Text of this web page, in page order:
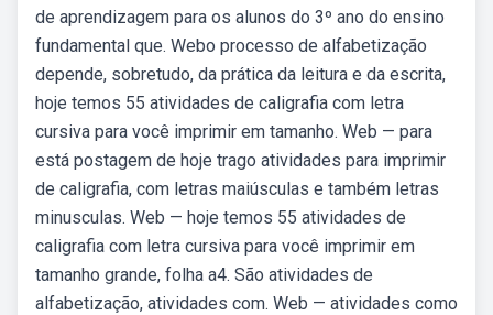
de aprendizagem para os alunos do 3º ano do ensino
fundamental que. Webo processo de alfabetização
depende, sobretudo, da prática da leitura e da escrita,
hoje temos 55 atividades de caligrafia com letra
cursiva para você imprimir em tamanho. Web — para
está postagem de hoje trago atividades para imprimir
de caligrafia, com letras maiúsculas e também letras
minusculas. Web — hoje temos 55 atividades de
caligrafia com letra cursiva para você imprimir em
tamanho grande, folha a4. São atividades de
alfabetização, atividades com. Web — atividades como